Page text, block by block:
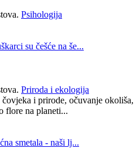
Psihologija
su češće na še...
Priroda i ekologija
i prirode, očuvanje okoliša,
flore na planeti...
smetala - naši lj...